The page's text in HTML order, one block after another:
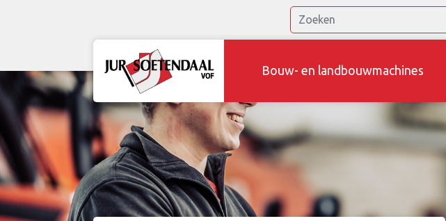
Bouw- en landbouwmachines